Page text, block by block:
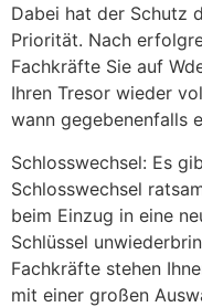
Dabei hat der Schutz
Priorität. Nach
Fachkräfte Sie auf
Ihren Tresor wieder
wann gegebenenfalls
Schlosswechsel: Es
Schlosswechsel
beim Einzug in eine
Schlüssel
Fachkräfte stehen
mit einer großen